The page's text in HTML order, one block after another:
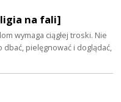
na fali]
wymaga ciągłej troski. Nie
pielęgnować i doglądać,